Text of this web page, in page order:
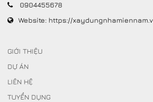
0904455678
Website: https://
GIỚI THIỆU
DỰ ÁN
LIÊN HỆ
TUYỂN DỤNG